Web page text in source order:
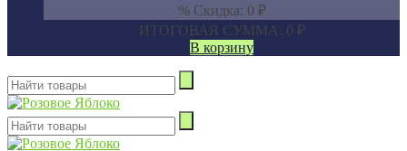
% Скидка: 0 ₽
ИТОГОВАЯ СУММА: 0 ₽
В корзину